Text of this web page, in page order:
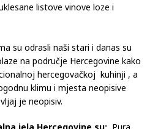
listove vinove loze i
su odrasli naši stari i danas su
na područje Hercegovine kako
hercegovačkoj kuhinji , a
klimu i mjesta neopisive
je neopisiv.
jela Hercegovine su: Pura